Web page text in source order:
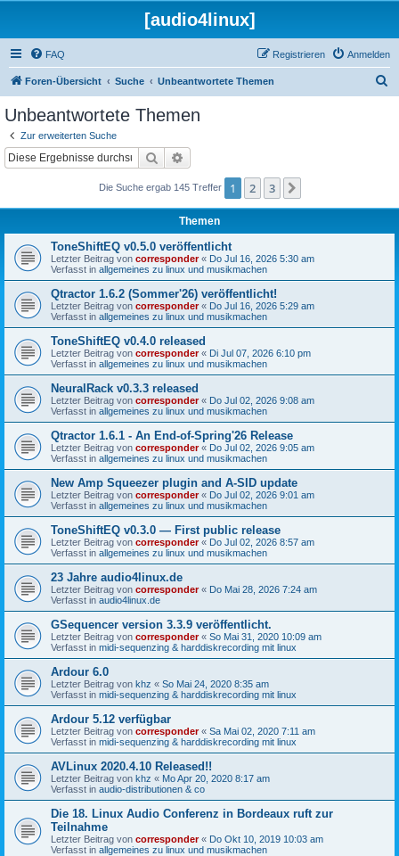
[audio4linux]
FAQ Anmelden
Registrieren
Foren-Übersicht Suche Unbeantwortete Themen
Unbeantwortete Themen
Zur erweiterten Suche
Suche
Die Suche ergab 145 Treffer 1 2 3
Themen
ToneShiftEQ v0.5.0 veröffentlicht
Letzter Beitrag von corresponder« Do Jul 16, 2026 5:30 am
Verfasst in allgemeines zu linux und musikmachen
Qtractor 1.6.2 (Sommer'26) veröffentlicht!
Letzter Beitrag von corresponder« Do Jul 16, 2026 5:29 am
Verfasst in allgemeines zu linux und musikmachen
ToneShiftEQ v0.4.0 released
Letzter Beitrag von corresponder« Di Jul 07, 2026 6:10 pm
Verfasst in allgemeines zu linux und musikmachen
NeuralRack v0.3.3 released
Letzter Beitrag von corresponder« Do Jul 02, 2026 9:08 am
Verfasst in allgemeines zu linux und musikmachen
Qtractor 1.6.1 - An End-of-Spring'26 Release
Letzter Beitrag von corresponder« Do Jul 02, 2026 9:05 am
Verfasst in allgemeines zu linux und musikmachen
New Amp Squeezer plugin and A-SID update
Letzter Beitrag von corresponder« Do Jul 02, 2026 9:01 am
Verfasst in allgemeines zu linux und musikmachen
ToneShiftEQ v0.3.0 — First public release
Letzter Beitrag von corresponder« Do Jul 02, 2026 8:57 am
Verfasst in allgemeines zu linux und musikmachen
23 Jahre audio4linux.de
Letzter Beitrag von corresponder« Do Mai 28, 2026 7:24 am
Verfasst in audio4linux.de
GSequencer version 3.3.9 veröffentlicht.
Letzter Beitrag von corresponder« So Mai 31, 2020 10:09 am
Verfasst in midi-sequenzing & harddiskrecording mit linux
Ardour 6.0
Letzter Beitrag von khz « So Mai 24, 2020 8:35 am
Verfasst in midi-sequenzing & harddiskrecording mit linux
Ardour 5.12 verfügbar
Letzter Beitrag von corresponder« Sa Mai 02, 2020 7:11 am
Verfasst in midi-sequenzing & harddiskrecording mit linux
AVLinux 2020.4.10 Released!!
Letzter Beitrag von khz « Mo Apr 20, 2020 8:17 am
Verfasst in audio-distributionen & co
Die 18. Linux Audio Conferenz in Bordeaux ruft zur
Teilnahme
Letzter Beitrag von corresponder« Do Okt 10, 2019 10:03 am
Verfasst in allgemeines zu linux und musikmachen